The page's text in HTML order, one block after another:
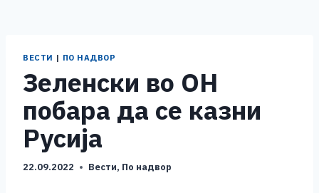
ВЕСТИ | ПО НАДВОР
Зеленски во ОН
побара да се казни
Русија
22.09.2022 Вести, По надвор